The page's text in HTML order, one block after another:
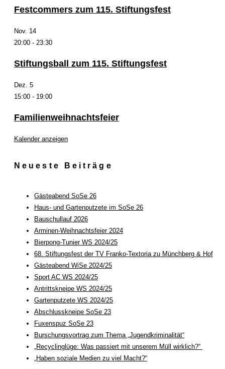
Festcommers zum 115. Stiftungsfest
Nov. 14
20:00 - 23:30
Stiftungsball zum 115. Stiftungsfest
Dez. 5
15:00 - 19:00
Familienweihnachtsfeier
Kalender anzeigen
Neueste Beiträge
Gästeabend SoSe 26
Haus- und Gartenputzete im SoSe 26
Bauschullauf 2026
Arminen-Weihnachtsfeier 2024
Bierpong-Tunier WS 2024/25
68. Stiftungsfest der TV Franko-Textoria zu Münchberg & Hof
Gästeabend WiSe 2024/25
Sport AC WS 2024/25
Antrittskneipe WS 2024/25
Gartenputzete WS 2024/25
Abschlusskneipe SoSe 23
Fuxenspuz SoSe 23
Burschungsvortrag zum Thema „Jugendkriminalität“
„Recyclinglüge: Was passiert mit unserem Müll wirklich?“
„Haben soziale Medien zu viel Macht?“